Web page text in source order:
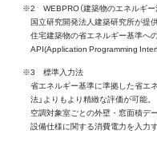
※2 WEBPRO（建築物のエネルギー
国立研究開発法人建築研究所が提
住宅建築物の省エネルギー基準へ
API(Application Programming
※3 標準入力法
省エネルギー基準に準拠した省エ
法」よりもより精緻な評価が可能。
空調対象室ごとの外壁・窓面積デ
設備仕様に関する消費電力を入力